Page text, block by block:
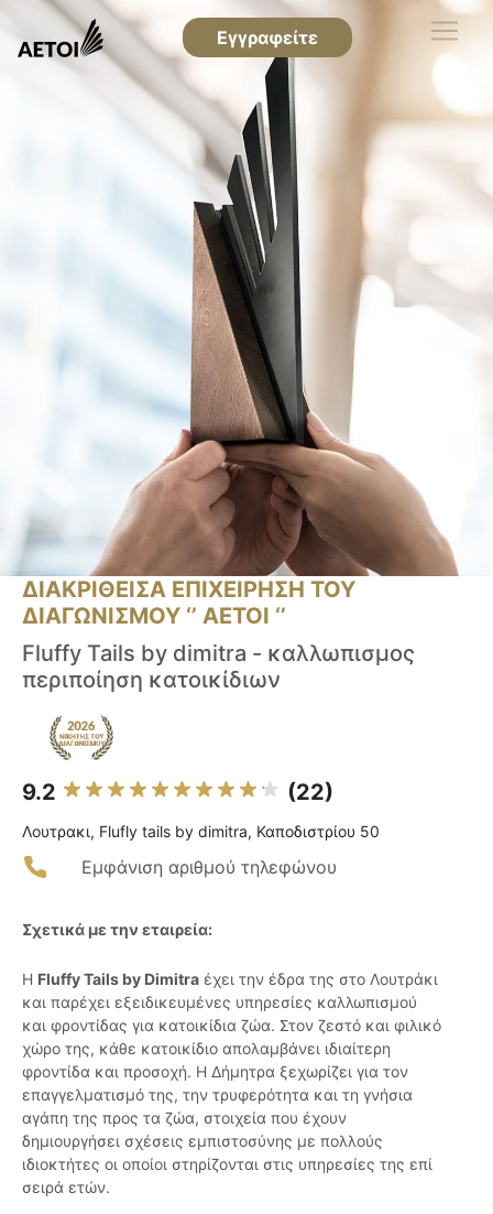
Εγγραφείτε
ΔΙΑΚΡΙΘΕΙΣΑ ΕΠΙΧΕΙΡΗΣΗ ΤΟΥ
ΔΙΑΓΩΝΙΣΜΟΥ ‘’ ΑΕΤΟΙ ‘’
Fluffy Tails by dimitra - καλλωπισμος
περιποίηση κατοικίδιων
9.2 (22)
Λουτρακι, Flufly tails by dimitra, Καποδιστρίου 50
Εμφάνιση αριθμού τηλεφώνου
Σχετικά με την εταιρεία:
Η Fluffy Tails by Dimitra έχει την έδρα της στο Λουτράκι
και παρέχει εξειδικευμένες υπηρεσίες καλλωπισμού
και φροντίδας για κατοικίδια ζώα. Στον ζεστό και φιλικό
χώρο της, κάθε κατοικίδιο απολαμβάνει ιδιαίτερη
φροντίδα και προσοχή. Η Δήμητρα ξεχωρίζει για τον
επαγγελματισμό της, την τρυφερότητα και τη γνήσια
αγάπη της προς τα ζώα, στοιχεία που έχουν
δημιουργήσει σχέσεις εμπιστοσύνης με πολλούς
ιδιοκτήτες οι οποίοι στηρίζονται στις υπηρεσίες της επί
σειρά ετών.